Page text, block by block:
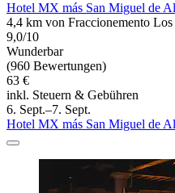
Hotel MX más San Miguel de
4,4 km von Fraccionemento
9,0/10
Wunderbar
(960 Bewertungen)
63 €
inkl. Steuern & Gebühren
6. Sept.–7. Sept.
Hotel MX más San Miguel de